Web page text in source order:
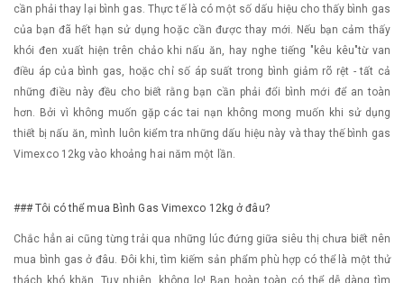
cần phải thay lại bình gas. Thực tế là có một số dấu hiệu cho thấy bình gas
của bạn đã hết hạn sử dụng hoặc cần được thay mới. Nếu bạn cảm thấy
khói đen xuất hiện trên chảo khi nấu ăn, hay nghe tiếng "kêu kêu"từ van
điều áp của bình gas, hoặc chỉ số áp suất trong bình giảm rõ rệt - tất cả
những điều này đều cho biết rằng bạn cần phải đổi bình mới để an toàn
hơn. Bởi vì không muốn gặp các tai nạn không mong muốn khi sử dụng
thiết bị nấu ăn, mình luôn kiểm tra những dấu hiệu này và thay thế bình gas
Vimexco 12kg vào khoảng hai năm một lần.
### Tôi có thể mua Bình Gas Vimexco 12kg ở đâu?
Chắc hẳn ai cũng từng trải qua những lúc đứng giữa siêu thị chưa biết nên
mua bình gas ở đâu. Đôi khi, tìm kiếm sản phẩm phù hợp có thể là một thử
thách khó khăn. Tuy nhiên, không lo! Bạn hoàn toàn có thể dễ dàng tìm